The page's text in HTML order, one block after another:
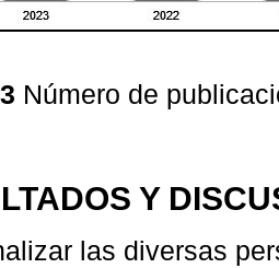
Número de
Y
las diversas